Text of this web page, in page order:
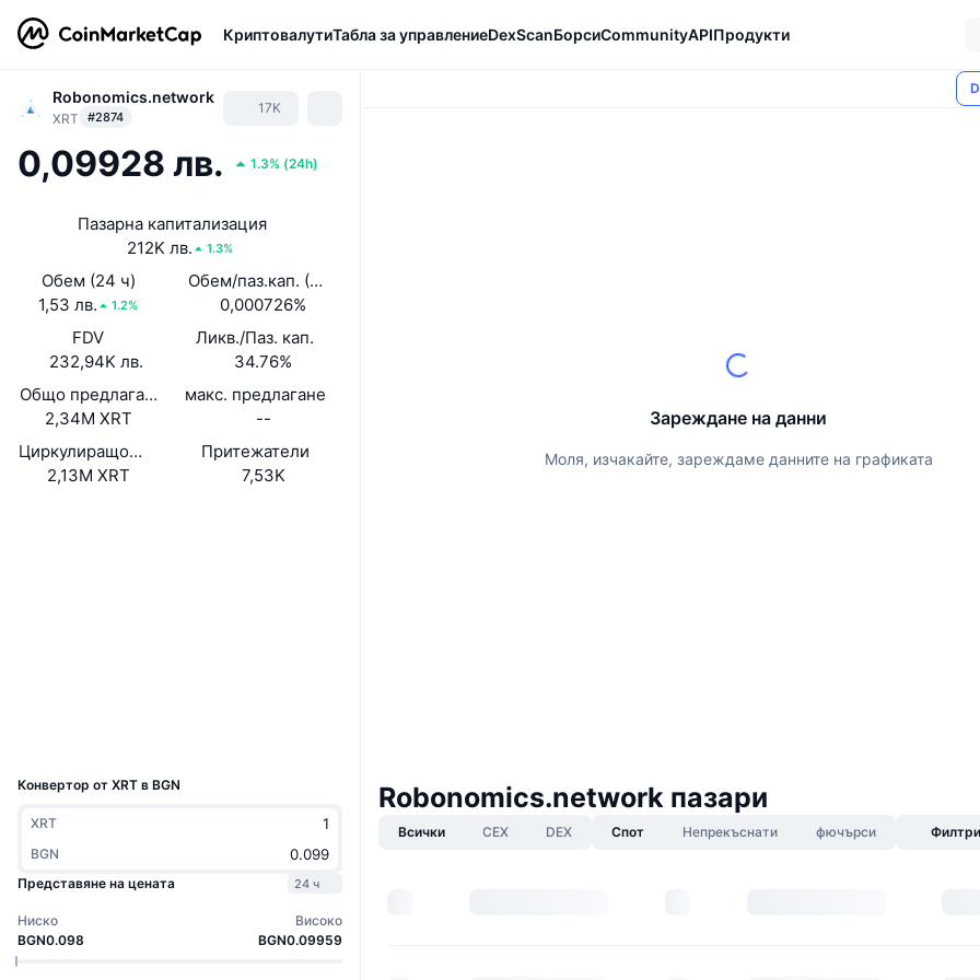
КриптовалутиТабла за управлениеDexScanБорсиCommunityAPIПродукти
Robonomics.network
XRT #2874
17K
0,09928 лв. 1.3% (24h)
Пазарна капитализация
212K лв.
1.3%
Обем (24 ч)
1,53 лв.
1.2%
Обем/паз.кап. (24 ч)
0,000726%
FDV
232,94K лв.
Ликв./Паз. кап.
34.76%
Общо предлагане
2,34M XRT
макс. предлагане
--
Циркулиращо предлагане
2,13M XRT
Притежатели
7,53K
Конвертор от XRT в BGN
XRT
BGN
Представяне на цената
24 ч
Ниско
BGN0.098
Високо
BGN0.09959
Зареждане на данни
Моля, изчакайте, зареждаме данните на графиката
Robonomics.network пазари
Всички CEX DEX Спот Непрекъснати фючърси Филтри